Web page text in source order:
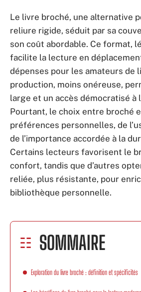
Le livre broché, une alternative
reliure rigide, séduit par sa
son coût abordable. Ce format,
facilite la lecture en
dépenses pour les amateurs de
production, moins onéreuse,
large et un accès démocratisé à
Pourtant, le choix entre broché
préférences personnelles, de
de l’importance accordée à la
Certains lecteurs favorisent le
confort, tandis que d’autres
reliée, plus résistante, pour
bibliothèque personnelle.
SOMMAIRE
Exploration du livre broché : définition et spécificités